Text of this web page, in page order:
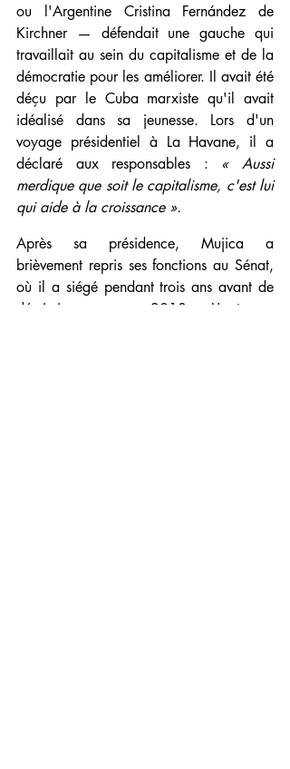
ou l'Argentine Cristina Fernández de
Kirchner — défendait une gauche qui
travaillait au sein du capitalisme et de la
démocratie pour les améliorer. Il avait été
déçu par le Cuba marxiste qu'il avait
idéalisé dans sa jeunesse. Lors d'un
voyage présidentiel à La Havane, il a
déclaré aux responsables : « Aussi
merdique que soit le capitalisme, c'est lui
qui aide à la croissance ».
Après sa présidence, Mujica a
brièvement repris ses fonctions au Sénat,
où il a siégé pendant trois ans avant de
démissionner en 2018. L'automne